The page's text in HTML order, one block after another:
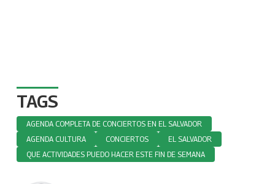
TAGS
AGENDA COMPLETA DE CONCIERTOS EN EL SALVADOR
AGENDA CULTURA
CONCIERTOS
EL SALVADOR
QUE ACTIVIDADES PUEDO HACER ESTE FIN DE SEMANA